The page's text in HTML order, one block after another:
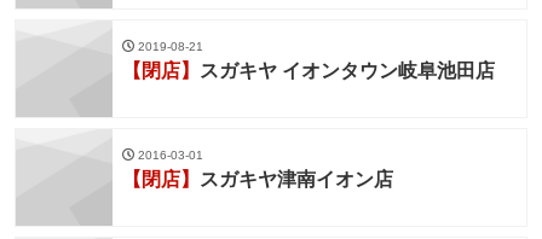
2019-08-21
【閉店】 スガキヤ イオンタウン岐阜池田店
2016-03-01
【閉店】 スガキヤ津南イオン店